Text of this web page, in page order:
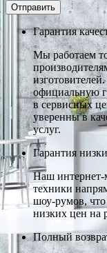
Гарантия
Мы работаем
официальную
в сервисных
уверенны в
услуг.
Гарантия
Наш интернет-
техники
шоу-румов, что
низких цен на
Полный